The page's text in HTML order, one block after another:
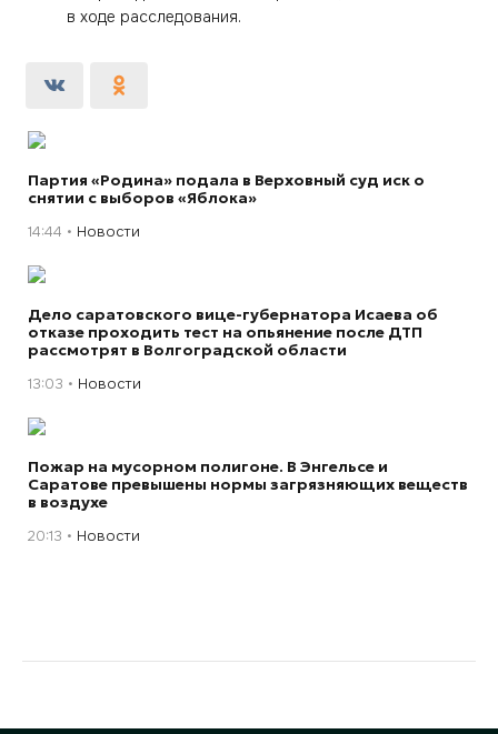
в ходе расследования.
Партия «Родина» подала в Верховный суд иск о
снятии с выборов «Яблока»
14:44 Новости
Дело саратовского вице-губернатора Исаева об
отказе проходить тест на опьянение после ДТП
рассмотрят в Волгоградской области
13:03 Новости
Пожар на мусорном полигоне. В Энгельсе и
Саратове превышены нормы загрязняющих веществ
в воздухе
20:13 Новости